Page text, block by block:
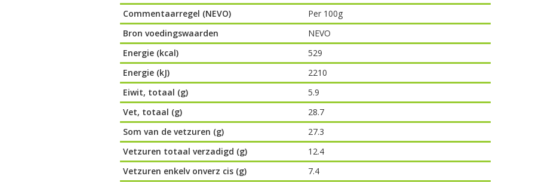
Commentaarregel (NEVO)
Per 100g
Bron voedingswaarden
NEVO
Energie (kcal)
529
Energie (kJ)
2210
Eiwit, totaal (g)
5.9
Vet, totaal (g)
28.7
Som van de vetzuren (g)
27.3
Vetzuren totaal verzadigd (g)
12.4
Vetzuren enkelv onverz cis (g)
7.4